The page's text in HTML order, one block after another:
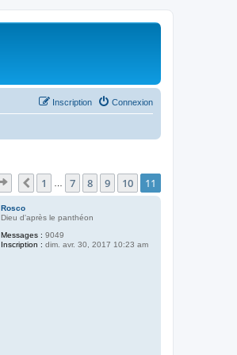
Connexion
Inscription
Page 11 11
Précédent
1 7 8 9 10 11
Rosco
Dieu d'après le panthéon
Messages : 9049
Inscription : dim. avr. 30, 2017 10:23 am